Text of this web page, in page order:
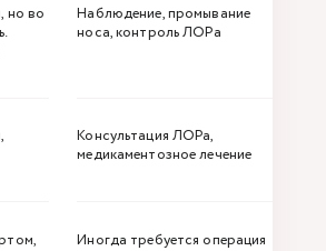
но во
Наблюдение, промывание
носа, контроль ЛОРа
Консультация ЛОРа,
медикаментозное лечение
Иногда требуется операция